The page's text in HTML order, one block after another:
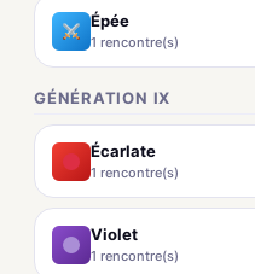
Épée
1 rencontre(s)
GÉNÉRATION IX
Écarlate
1 rencontre(s)
Violet
1 rencontre(s)